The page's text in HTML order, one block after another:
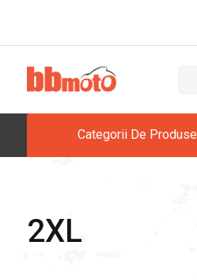
Categorii De Produse
2XL